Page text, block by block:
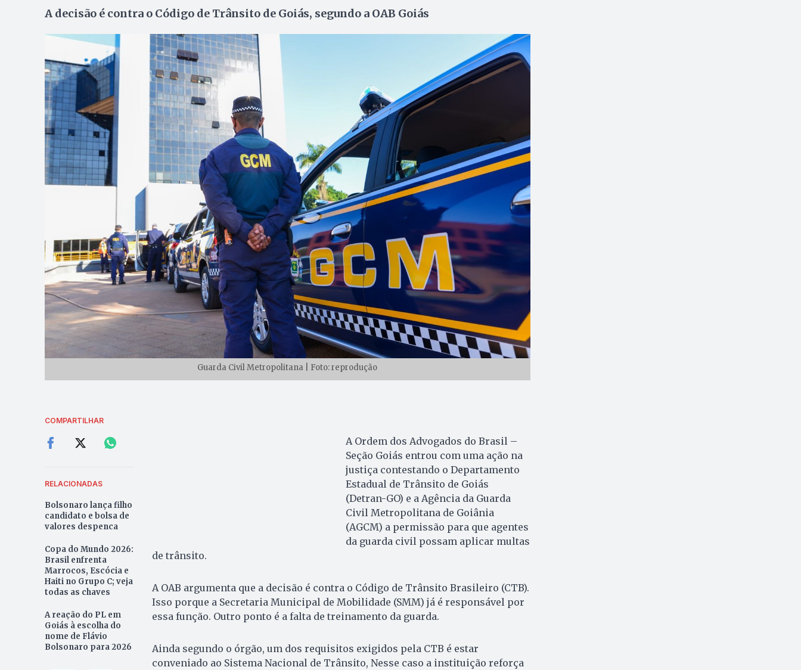
A decisão é contra o Código de Trânsito de Goiás, segundo a OAB Goiás
Guarda Civil Metropolitana | Foto: reprodução
COMPARTILHAR
RELACIONADAS
Bolsonaro lança filho
candidato e bolsa de
valores despenca
Copa do Mundo 2026:
Brasil enfrenta
Marrocos, Escócia e
Haiti no Grupo C; veja
todas as chaves
A reação do PL em
Goiás à escolha do
nome de Flávio
Bolsonaro para 2026
A Ordem dos Advogados do Brasil –
Seção Goiás entrou com uma ação na
justiça contestando o Departamento
Estadual de Trânsito de Goiás
(Detran-GO) e a Agência da Guarda
Civil Metropolitana de Goiânia
(AGCM) a permissão para que agentes
da guarda civil possam aplicar multas
de trânsito.
A OAB argumenta que a decisão é contra o Código de Trânsito Brasileiro (CTB).
Isso porque a Secretaria Municipal de Mobilidade (SMM) já é responsável por
essa função. Outro ponto é a falta de treinamento da guarda.
Ainda segundo o órgão, um dos requisitos exigidos pela CTB é estar
conveniado ao Sistema Nacional de Trânsito, Nesse caso a instituição reforça